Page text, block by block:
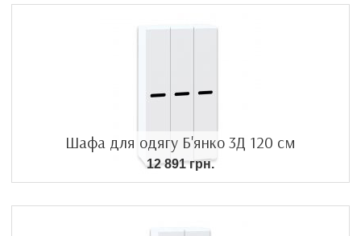
Шафа для одягу Б'янко 3Д 120 см
12 891 грн.